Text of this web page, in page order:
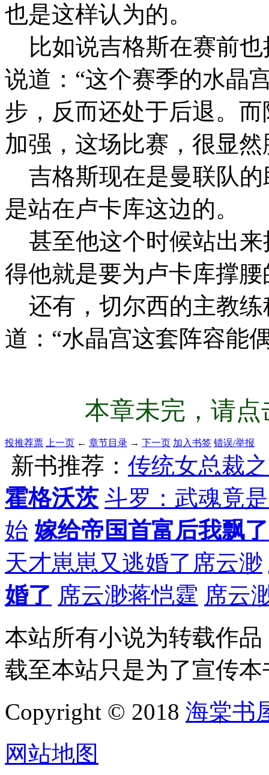
也是这样认为的。
比如说吉格斯在赛前也
说道：“这个赛季的水晶
步，反而还处于后退。
加强，这场比赛，很显
吉格斯现在是曼联队的
是站在卢卡库这边的。
甚至他这个时候站出来
得他就是要为卢卡库撑腰
还有，切尔西的主教练
道：“水晶宫这套阵容能
本章未完，请
投推荐票 上一页 ← 章节目录 → 下一页 加入书签 错误/举报
新书推荐： 传统女总裁
霍格沃茨 斗罗：武魂竟
始 嫁给帝国首富后我飘
天才崽崽又逃婚了席云渺
婚了 席云渺蒋恺霆 席云
本站所有小说为转载作
载至本站只是为了宣传
Copyright © 2018 海棠书
网站地图